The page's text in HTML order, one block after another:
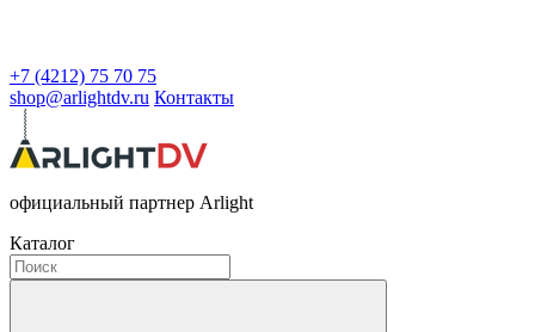
+7 (4212) 75 70 75
shop@arlightdv.ru Контакты
официальный партнер Arlight
Каталог